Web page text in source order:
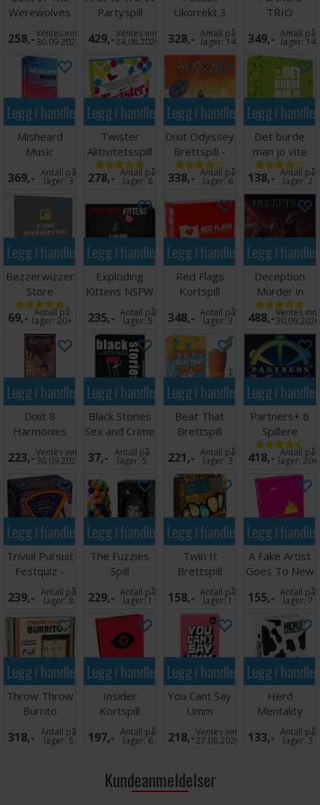
Werewolves
of Millers
Hollow
258,-Ventes inn
30.09.2026
Partyspill
429,-Ventes inn
24.08.2026
Ukorrekt 3
Brettspill
328,- Antall på
lager: 14
TRIO
Brettspill
349,- Antall på
lager: 14
Legg i handlekurven
Misheard
Music
Partyspill
369,- Antall på
lager:3
Legg i handlekurven
Twister
Aktivitetsspill
Brettspill
278,- Antall på
lager:8
Legg i handlekurven
Dixit Odyssey
Brettspill -
Norsk
338,- Antall på
lager:6
Legg i
Det burde
man jo vite
Kortspill
138,- Antall på
lager:2
Legg i handlekurven
Bezzerwizzer
Store
Overskrifter
69,- Antall på
lager:20+
Legg i handlekurven
Exploding
Kittens NSFW
Edition -
Engelsk
235,- Antall på
lager:5
Legg i handlekurven
Red Flags
Kortspill
348,- Antall på
lager:3
Legg i
Deception
Murder in
Hong Kong
Brettspill
488,-Ventes inn
30.09.2026
Legg i handlekurven
Dixit 8
Harmonies
Expansion
223,-Ventes inn
30.09.2026
Legg i handlekurven
Black Stories
Sex and Crime
Kortspill
37,- Antall på
lager:5
Legg i handlekurven
Beat That
Brettspill
221,- Antall på
lager:3
Legg i
Partners+ 6
Spillere
Brettspill
418,- Antall på
lager:20+
Legg i handlekurven
Trivial Pursuit
Festquiz -
Norsk
239,- Antall på
lager:8
Legg i handlekurven
The Fuzzies
Spill
229,- Antall på
lager:1
Legg i handlekurven
Twin It
Brettspill
158,- Antall på
lager:1
Legg i
A Fake Artist
Goes To New
York Kortspil
155,- Antall på
lager:7
Legg i handlekurven
Throw Throw
Burrito
Brettspill -
Norsk
318,- Antall på
lager:5
Legg i handlekurven
Insider
Kortspill
(Norsk)
197,- Antall på
lager:6
Legg i handlekurven
You Cant Say
Umm
Partyspill
218,-Ventes inn
27.08.2026
Legg i
Herd
Mentality
Brettspill -
Reiseutgave
133,- Antall på
lager:3
Kundeanmeldelser